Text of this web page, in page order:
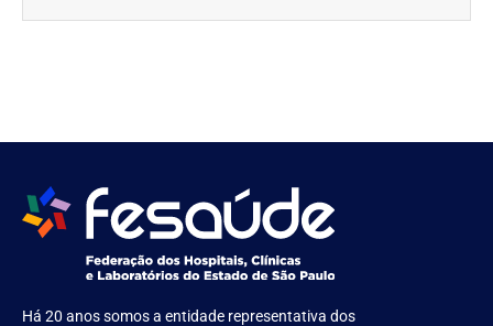
Há 20 anos somos a entidade representativa dos